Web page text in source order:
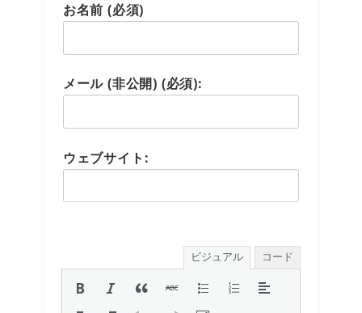
お名前 (必須)
メール (非公開) (必須):
ウェブサイト:
ビジュアル コード